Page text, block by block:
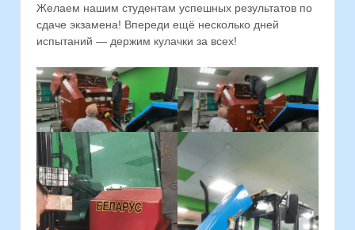
Желаем нашим студентам успешных результатов по
сдаче экзамена! Впереди ещё несколько дней
испытаний — держим кулачки за всех!